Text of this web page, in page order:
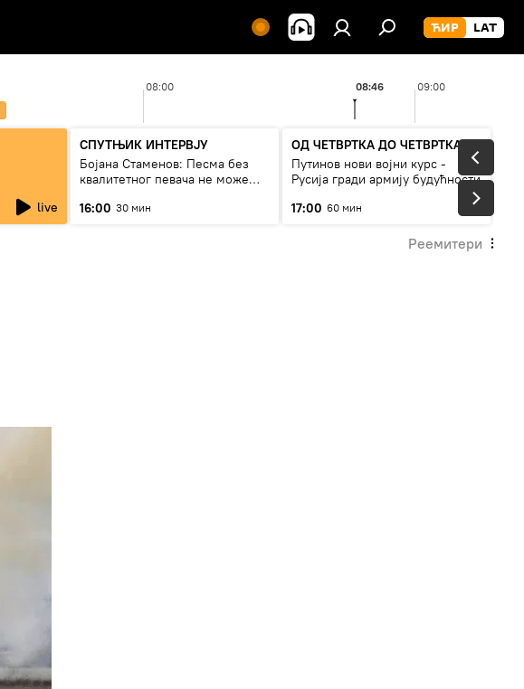
08:00 09:00
08:46
live
СПУТЊИК ИНТЕРВЈУ
Бојана Стаменов: Песма без
квалитетног певача не може
16:00 30 мин
ОД ЧЕТВРТКА ДО ЧЕТВРТКА
Путинов нови војни курс -
Русија гради армију будућности
17:00 60 мин
Реемитери